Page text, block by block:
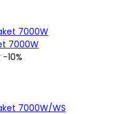
7000W
−10%